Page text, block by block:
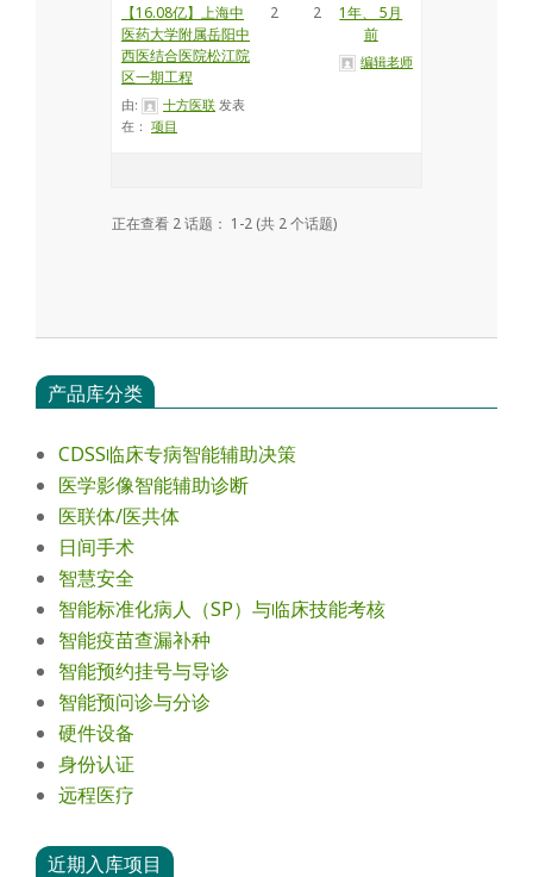
【16.08亿】上海中
医药大学附属岳阳中
西医结合医院松江院
区一期工程
由: 十方医联 发表
在： 项目
2 2
1年、 5月
前
编辑老师
正在查看 2 话题： 1-2 (共 2 个话题)
产品库分类
CDSS临床专病智能辅助决策
医学影像智能辅助诊断
医联体/医共体
日间手术
智慧安全
智能标准化病人（SP）与临床技能考核
智能疫苗查漏补种
智能预约挂号与导诊
智能预问诊与分诊
硬件设备
身份认证
远程医疗
近期入库项目